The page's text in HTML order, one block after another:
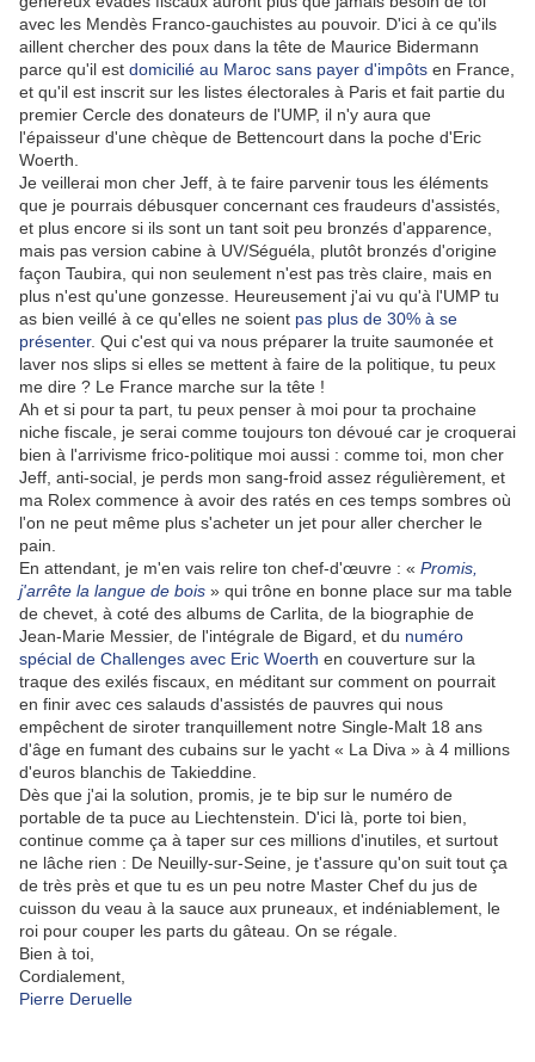
avec les Mendès Franco-gauchistes au pouvoir. D'ici à ce qu'ils
aillent chercher des poux dans la tête de Maurice Bidermann
parce qu'il est domicilié au Maroc sans payer d'impôts en France,
et qu'il est inscrit sur les listes électorales à Paris et fait partie du
premier Cercle des donateurs de l'UMP, il n'y aura que
l'épaisseur d'une chèque de Bettencourt dans la poche d'Eric
Woerth.
Je veillerai mon cher Jeff, à te faire parvenir tous les éléments
que je pourrais débusquer concernant ces fraudeurs d'assistés,
et plus encore si ils sont un tant soit peu bronzés d'apparence,
mais pas version cabine à UV/Séguéla, plutôt bronzés d'origine
façon Taubira, qui non seulement n'est pas très claire, mais en
plus n'est qu'une gonzesse. Heureusement j'ai vu qu'à l'UMP tu
as bien veillé à ce qu'elles ne soient pas plus de 30% à se
présenter. Qui c'est qui va nous préparer la truite saumonée et
laver nos slips si elles se mettent à faire de la politique, tu peux
me dire ? Le France marche sur la tête !
Ah et si pour ta part, tu peux penser à moi pour ta prochaine
niche fiscale, je serai comme toujours ton dévoué car je croquerai
bien à l'arrivisme frico-politique moi aussi : comme toi, mon cher
Jeff, anti-social, je perds mon sang-froid assez régulièrement, et
ma Rolex commence à avoir des ratés en ces temps sombres où
l'on ne peut même plus s'acheter un jet pour aller chercher le
pain.
En attendant, je m'en vais relire ton chef-d'œuvre : « Promis,
j'arrête la langue de bois » qui trône en bonne place sur ma table
de chevet, à coté des albums de Carlita, de la biographie de
Jean-Marie Messier, de l'intégrale de Bigard, et du numéro
spécial de Challenges avec Eric Woerth en couverture sur la
traque des exilés fiscaux, en méditant sur comment on pourrait
en finir avec ces salauds d'assistés de pauvres qui nous
empêchent de siroter tranquillement notre Single-Malt 18 ans
d'âge en fumant des cubains sur le yacht « La Diva » à 4 millions
d'euros blanchis de Takieddine.
Dès que j'ai la solution, promis, je te bip sur le numéro de
portable de ta puce au Liechtenstein. D'ici là, porte toi bien,
continue comme ça à taper sur ces millions d'inutiles, et surtout
ne lâche rien : De Neuilly-sur-Seine, je t'assure qu'on suit tout ça
de très près et que tu es un peu notre Master Chef du jus de
cuisson du veau à la sauce aux pruneaux, et indéniablement, le
roi pour couper les parts du gâteau. On se régale.
Bien à toi,
Cordialement,
Pierre Deruelle